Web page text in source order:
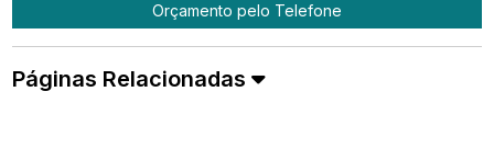
Orçamento pelo Telefone
Páginas Relacionadas